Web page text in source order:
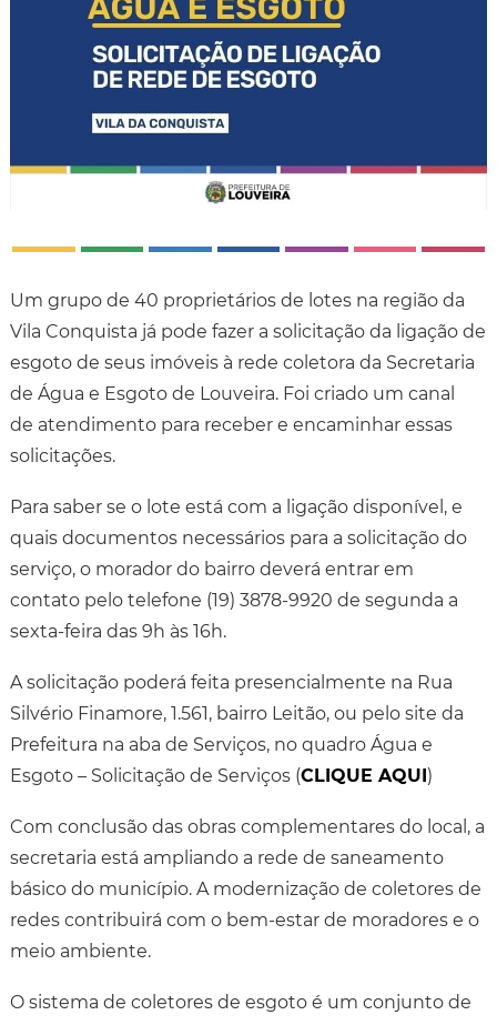
Um grupo de 40 proprietários de lotes na região da
Vila Conquista já pode fazer a solicitação da ligação de
esgoto de seus imóveis à rede coletora da Secretaria
de Água e Esgoto de Louveira. Foi criado um canal
de atendimento para receber e encaminhar essas
solicitações.
Para saber se o lote está com a ligação disponível, e
quais documentos necessários para a solicitação do
serviço, o morador do bairro deverá entrar em
contato pelo telefone (19) 3878-9920 de segunda a
sexta-feira das 9h às 16h.
A solicitação poderá feita presencialmente na Rua
Silvério Finamore, 1.561, bairro Leitão, ou pelo site da
Prefeitura na aba de Serviços, no quadro Água e
Esgoto – Solicitação de Serviços (CLIQUE AQUI)
Com conclusão das obras complementares do local, a
secretaria está ampliando a rede de saneamento
básico do município. A modernização de coletores de
redes contribuirá com o bem-estar de moradores e o
meio ambiente.
O sistema de coletores de esgoto é um conjunto de